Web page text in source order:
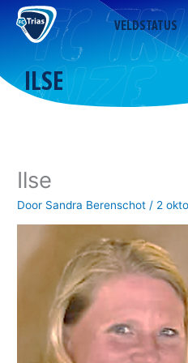
naar
inhoud
VELDSTATUS
ILSE
Ilse
Door Sandra Berenschot / 2